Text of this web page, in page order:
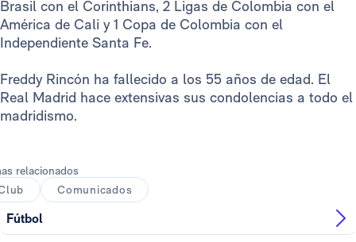
Brasil con el Corinthians, 2 Ligas de Colombia con el
América de Cali y 1 Copa de Colombia con el
Independiente Santa Fe.
Freddy Rincón ha fallecido a los 55 años de edad. El
Real Madrid hace extensivas sus condolencias a todo el
madridismo.
relacionados
Comunicados
Fútbol